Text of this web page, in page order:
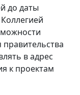
до даты
в адрес
к проектам